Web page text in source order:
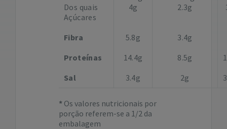
Dos quais
Açúcares
4g
2.3g
Fibra 5.8g
3.4g
Proteínas
14.4g 8.5g
Sal
3.4g 2g
Os valores nutricionais por
porção referem-se a 1/2 da
embalagem